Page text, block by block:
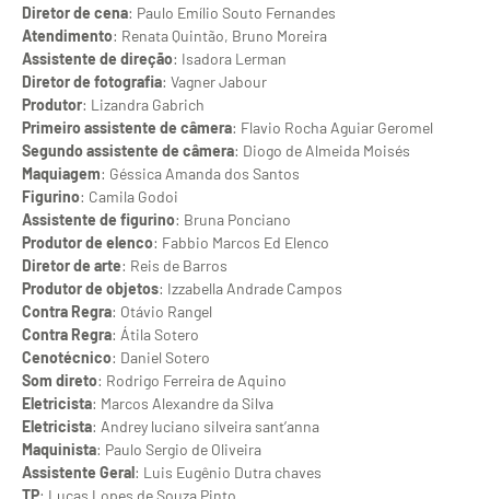
Diretor de cena: Paulo Emílio Souto Fernandes
Atendimento: Renata Quintão, Bruno Moreira
Assistente de direção: Isadora Lerman
Diretor de fotografia: Vagner Jabour
Produtor: Lizandra Gabrich
Primeiro assistente de câmera: Flavio Rocha Aguiar Geromel
Segundo assistente de câmera: Diogo de Almeida Moisés
Maquiagem: Géssica Amanda dos Santos
Figurino: Camila Godoi
Assistente de figurino: Bruna Ponciano
Produtor de elenco: Fabbio Marcos Ed Elenco
Diretor de arte: Reis de Barros
Produtor de objetos: Izzabella Andrade Campos
Contra Regra: Otávio Rangel
Contra Regra: Átila Sotero
Cenotécnico: Daniel Sotero
Som direto: Rodrigo Ferreira de Aquino
Eletricista: Marcos Alexandre da Silva
Eletricista: Andrey luciano silveira sant’anna
Maquinista: Paulo Sergio de Oliveira
Assistente Geral: Luis Eugênio Dutra chaves
TP: Lucas Lopes de Souza Pinto